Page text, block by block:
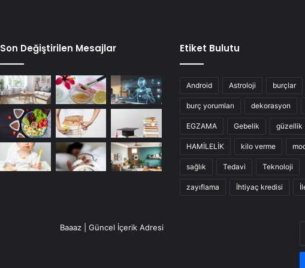
Son Değiştirilen Mesajlar Etiket Bulutu
Android Astroloji burçlar
burç yorumları dekorasyon
EGZAMA Gebelik güzellik
HAMİLELİK kilo verme
sağlık Tedavi Teknoloji
zayıflama İhtiyaç kredisi
Baaaz | Güncel İçerik Adresi